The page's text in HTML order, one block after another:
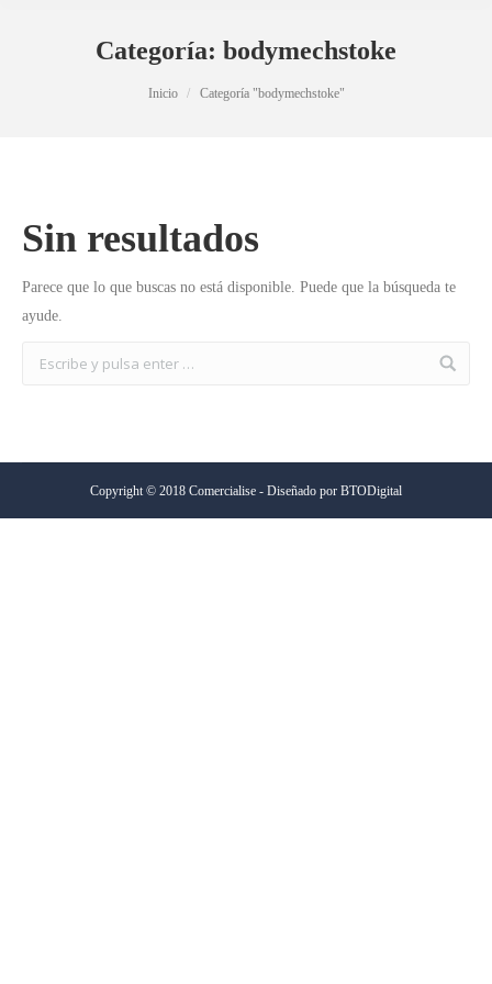
Categoría: bodymechstoke
Inicio Categoría "bodymechstoke"
Sin resultados
Parece que lo que buscas no está disponible. Puede que la búsqueda te
ayude.
Copyright © 2018 Comercialise - Diseñado por BTODigital